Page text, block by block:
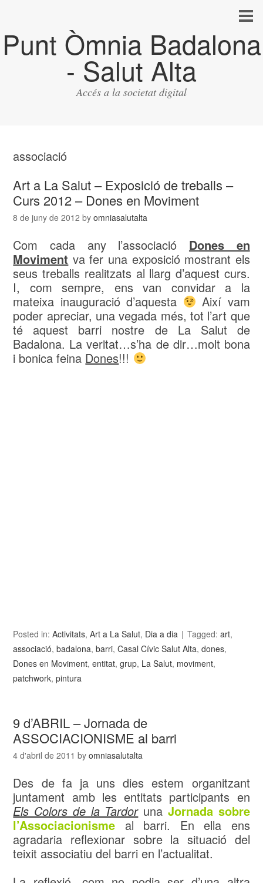
Punt Òmnia Badalona
- Salut Alta
Accés a la societat digital
associació
Art a La Salut – Exposició de treballs –
Curs 2012 – Dones en Moviment
8 de juny de 2012 byomniasalutalta
Com cada any l’associació Dones en
Moviment va fer una exposició mostrant els
seus treballs realitzats al llarg d’aquest curs.
I, com sempre, ens van convidar a la
mateixa inauguració d’aquesta
Així vam
poder apreciar, una vegada més, tot l’art que
té aquest barri nostre de La Salut de
Badalona. La veritat…s’ha de dir…molt bona
i bonica feina Dones!!!
Posted in:Activitats,Art a La Salut, Dia a dia Tagged:art,
associació,badalona,barri,Casal Cívic Salut Alta,dones,
Dones en Moviment,entitat,grup, La Salut, moviment,
patchwork,pintura
9 d’ABRIL – Jornada de
ASSOCIACIONISME al barri
4 d'abril de 2011 byomniasalutalta
Des de fa ja uns dies estem organitzant
juntament amb les entitats participants en
Els Colors de la Tardoruna Jornada sobre
l’Associacionisme al barri. En ella ens
agradaria reflexionar sobre la situació del
teixit associatiu del barri en l’actualitat.